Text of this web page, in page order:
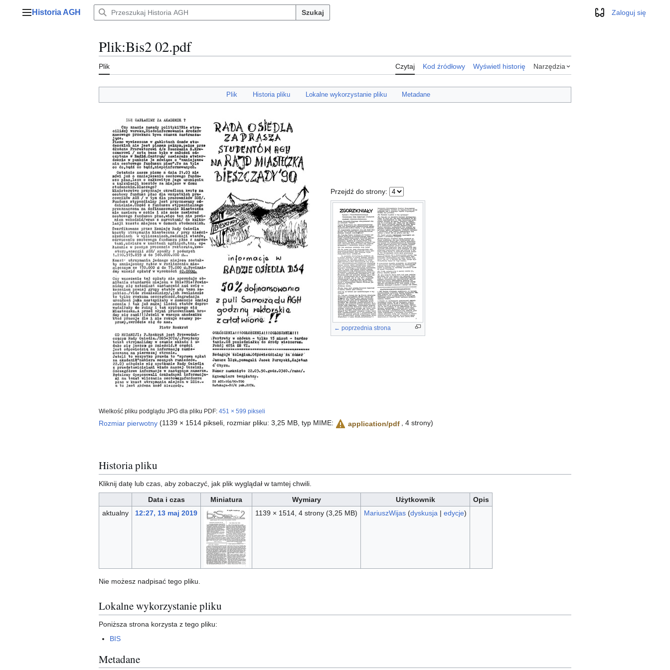
Menu główne
Historia AGH Szukaj WyglądZaloguj się
Plik:Bis2 02.pdf
Plik Czytaj Kod źródłowy Wyświetl historię Narzędzia
Plik Historia pliku Lokalne wykorzystanie pliku Metadane
Wielkość pliku podglądu JPG dla pliku PDF: 451 × 599 pikseli
Przejdź do strony:
← poprzednia strona
Rozmiar pierwotny (1139 × 1514 pikseli, rozmiar pliku: 3,25 MB, typ MIME: application/pdf , 4 strony)
Historia pliku
Kliknij datę lub czas, aby zobaczyć, jak plik wyglądał w tamtej chwili.
Data i czas
Miniatura Wymiary Użytkownik
Opis
aktualny
12:27, 13 maj 2019 1139 × 1514, 4 strony (3,25 MB) MariuszWijas (dyskusja | edycje)
Nie możesz nadpisać tego pliku.
Lokalne wykorzystanie pliku
Poniższa strona korzysta z tego pliku:
BIS
Metadane